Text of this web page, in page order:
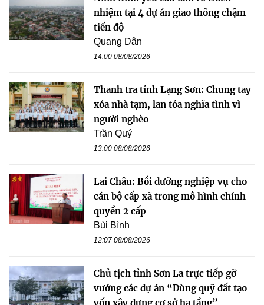
nhiệm tại 4 dự án giao thông chậm
tiến độ
Quang Dân
14:00 08/08/2026
Thanh tra tỉnh Lạng Sơn: Chung tay
xóa nhà tạm, lan tỏa nghĩa tình vì
người nghèo
Trần Quý
13:00 08/08/2026
Lai Châu: Bồi dưỡng nghiệp vụ cho
cán bộ cấp xã trong mô hình chính
quyền 2 cấp
Bùi Bình
12:07 08/08/2026
Chủ tịch tỉnh Sơn La trực tiếp gỡ
vướng các dự án “Dùng quỹ đất tạo
vốn xây dựng cơ sở hạ tầng”